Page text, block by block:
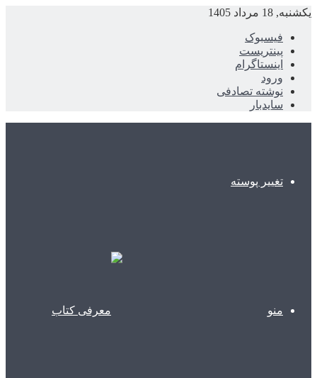
یکشنبه, 18 مرداد 1405
فیسبوک
پینتریست
اینستاگرام
ورود
نوشته تصادفی
سایدبار
تغییر پوسته
منو